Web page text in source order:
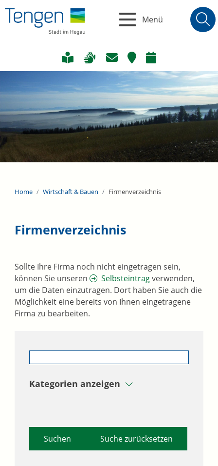
Menü
Home Wirtschaft & Bauen Firmenverzeichnis
Firmenverzeichnis
Sollte Ihre Firma noch nicht eingetragen sein,
können Sie unseren
Selbsteintragverwenden,
um die Daten einzutragen. Dort haben Sie auch die
Möglichkeit eine bereits von Ihnen eingetragene
Firma zu bearbeiten.
Kategorien anzeigen
Suche zurücksetzen